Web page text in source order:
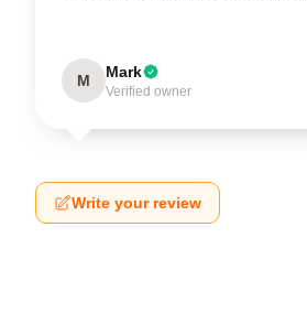
M Mark
Verified owner
Write your review